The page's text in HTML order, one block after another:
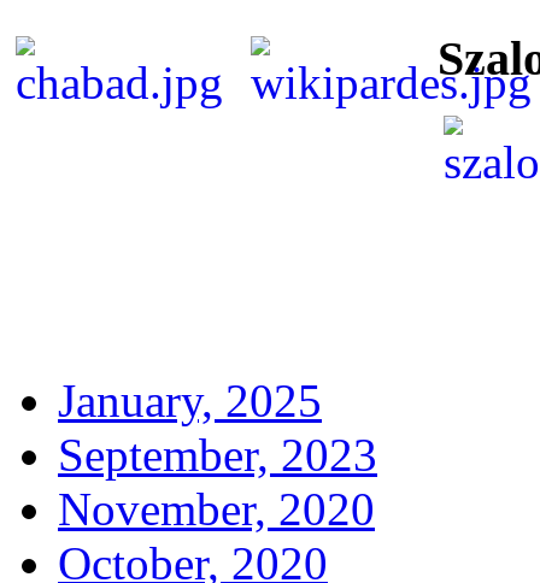
January, 2025
September, 2023
November, 2020
October, 2020